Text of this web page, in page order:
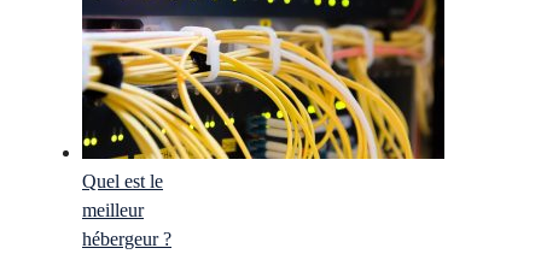
Quel est le
meilleur
hébergeur ?